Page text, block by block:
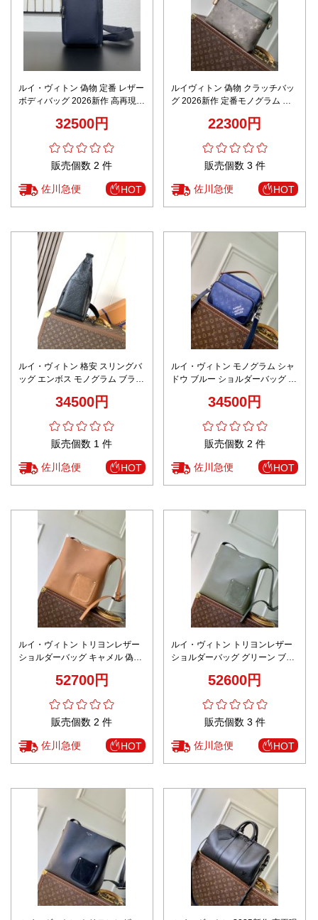
ルイ・ヴィトン 偽物 定番 レザー
ボディバッグ 2026新作 高再現度
ト 追跡可能 秘密厳守配送
32500円
販売個数 2 件
佐川急便 HOT
ルイヴィトン 偽物 クラッチバッ
グ 2026新作 定番モノグラム 高
上げ 正確な刻印 安心サイト
22300円
販売個数 3 件
佐川急便 HOT
ルイ・ヴィトン 格安 スリングバ
ッグ エンボス モノグラム ブラッ
上げ 精密ディテール 安心サイト
34500円
販売個数 1 件
佐川急便 HOT
ルイ・ヴィトン モノグラム シャ
ドウ ブルー ショルダーバッグ ス
現 細部まで忠実 高評価レビュー
34500円
販売個数 2 件
佐川急便 HOT
ルイ・ヴィトン トリヨンレザー
ショルダーバッグ キャメル 偽物
仕上げ 高評価口コミ多数 安心サ
52700円
販売個数 2 件
佐川急便 HOT
ルイ・ヴィトン トリヨンレザー
ショルダーバッグ グリーン ブラ
本革使用 上質仕立て 2025新作
52600円
販売個数 3 件
佐川急便 HOT